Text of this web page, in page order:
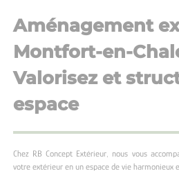
Aménagement
Montfort-en-
Valorisez et
espace
Chez RB Concept Extérieur, nous vous
votre extérieur en un espace de vie harmonieux